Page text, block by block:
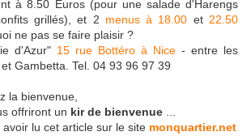
à 8.50 Euros (pour une salade d'Harengs
grillés), et 2 menus à 18.00 et 22.50
ne pas se faire plaisir ?
d'Azur" 15 rue Bottéro à Nice - entre les
Gambetta. Tel. 04 93 96 97 39
la bienvenue,
offriront un kir de bienvenue
lu cet article sur le site monquartier.net